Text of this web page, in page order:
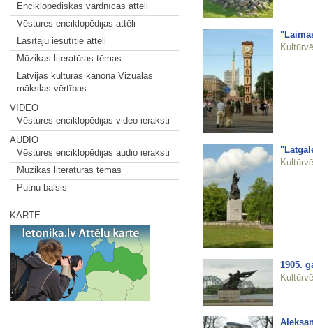
Enciklopēdiskās vārdnīcas attēli
Vēstures enciklopēdijas attēli
Lasītāju iesūtītie attēli
Mūzikas literatūras tēmas
Latvijas kultūras kanona Vizuālās
mākslas vērtības
VIDEO
Vēstures enciklopēdijas video ieraksti
AUDIO
Vēstures enciklopēdijas audio ieraksti
Mūzikas literatūras tēmas
Putnu balsis
KARTE
1905.